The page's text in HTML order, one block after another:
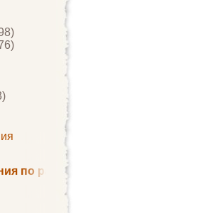
по развитию памяти